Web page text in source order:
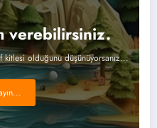
verebilirsiniz.
kitlesi olduğunu düşünüyorsanız...